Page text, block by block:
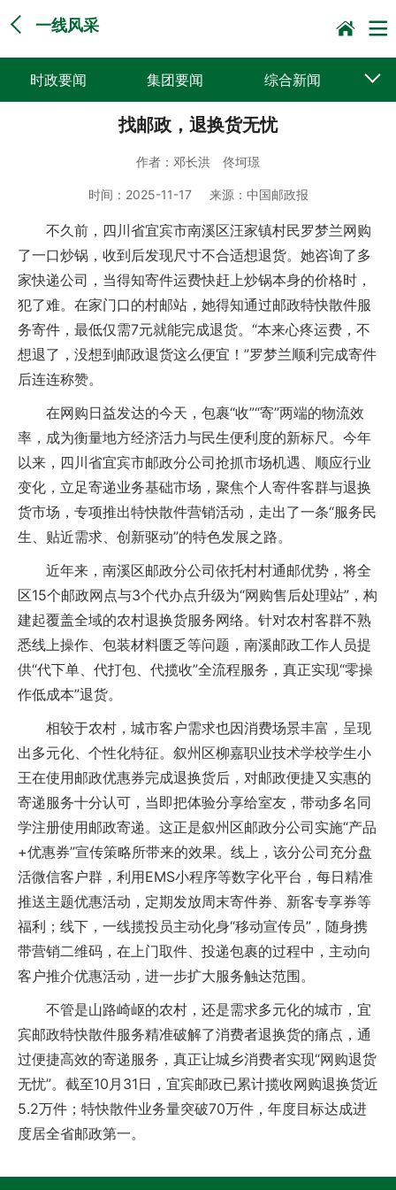
一线风采
时政要闻 集团要闻 综合新闻
党建动态 普遍服务
企业文化
找邮政，退换货无忧
作者： 邓长洪 佟坷璟
时间： 2025-11-17来源： 中国邮政报
不久前，四川省宜宾市南溪区汪家镇村民罗梦兰网购
了一口炒锅，收到后发现尺寸不合适想退货。她咨询了多
家快递公司，当得知寄件运费快赶上炒锅本身的价格时，
犯了难。在家门口的村邮站，她得知通过邮政特快散件服
务寄件，最低仅需7元就能完成退货。“本来心疼运费，不
想退了，没想到邮政退货这么便宜！”罗梦兰顺利完成寄件
后连连称赞。
在网购日益发达的今天，包裹“收”“寄”两端的物流效
率，成为衡量地方经济活力与民生便利度的新标尺。今年
以来，四川省宜宾市邮政分公司抢抓市场机遇、顺应行业
变化，立足寄递业务基础市场，聚焦个人寄件客群与退换
货市场，专项推出特快散件营销活动，走出了一条“服务民
生、贴近需求、创新驱动”的特色发展之路。
近年来，南溪区邮政分公司依托村村通邮优势，将全
区15个邮政网点与3个代办点升级为“网购售后处理站”，构
建起覆盖全域的农村退换货服务网络。针对农村客群不熟
悉线上操作、包装材料匮乏等问题，南溪邮政工作人员提
供“代下单、代打包、代揽收”全流程服务，真正实现“零操
作低成本”退货。
相较于农村，城市客户需求也因消费场景丰富，呈现
出多元化、个性化特征。叙州区柳嘉职业技术学校学生小
王在使用邮政优惠券完成退换货后，对邮政便捷又实惠的
寄递服务十分认可，当即把体验分享给室友，带动多名同
学注册使用邮政寄递。这正是叙州区邮政分公司实施“产品
+优惠券”宣传策略所带来的效果。线上，该分公司充分盘
活微信客户群，利用EMS小程序等数字化平台，每日精准
推送主题优惠活动，定期发放周末寄件券、新客专享券等
福利；线下，一线揽投员主动化身“移动宣传员”，随身携
带营销二维码，在上门取件、投递包裹的过程中，主动向
客户推介优惠活动，进一步扩大服务触达范围。
不管是山路崎岖的农村，还是需求多元化的城市，宜
宾邮政特快散件服务精准破解了消费者退换货的痛点，通
过便捷高效的寄递服务，真正让城乡消费者实现“网购退货
无忧”。截至10月31日，宜宾邮政已累计揽收网购退换货近
5.2万件；特快散件业务量突破70万件，年度目标达成进
度居全省邮政第一。